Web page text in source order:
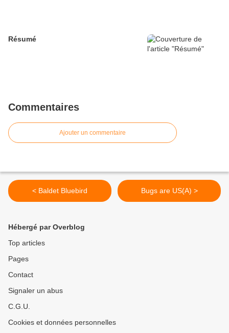
Résumé
Commentaires
Ajouter un commentaire
< Baldet Bluebird Bugs are US(A) >
Hébergé par Overblog
Top articles
Pages
Contact
Signaler un abus
C.G.U.
Cookies et données personnelles